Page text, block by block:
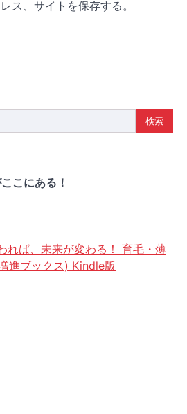
ス、サイトを保存する。
こにある！
れば、未来が変わる！ 育毛・薄
進ブックス) Kindle版